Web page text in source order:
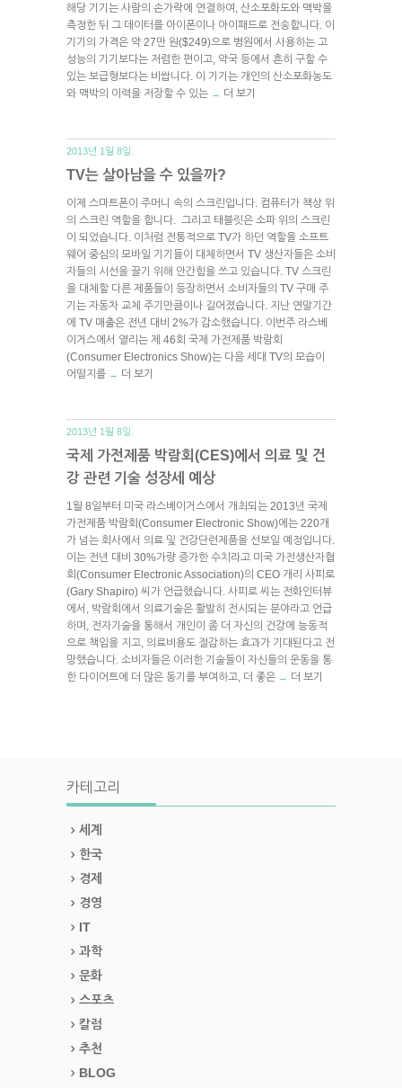
해당 기기는 사람의 손가락에 연결하여, 산소포화도와 맥박을
측정한 뒤 그 데이터를 아이폰이나 아이패드로 전송합니다. 이
기기의 가격은 약 27만 원($249)으로 병원에서 사용하는 고
성능의 기기보다는 저렴한 편이고, 약국 등에서 흔히 구할 수
있는 보급형보다는 비쌉니다. 이 기기는 개인의 산소포화농도
와 맥박의 이력을 저장할 수 있는 → 더 보기
2013년 1월 8일.
TV는 살아남을 수 있을까?
이제 스마트폰이 주머니 속의 스크린입니다. 컴퓨터가 책상 위
의 스크린 역할을 합니다. 그리고 태블릿은 소파 위의 스크린
이 되었습니다. 이처럼 전통적으로 TV가 하던 역할을 소프트
웨어 중심의 모바일 기기들이 대체하면서 TV 생산자들은 소비
자들의 시선을 끌기 위해 안간힘을 쓰고 있습니다. TV 스크린
을 대체할 다른 제품들이 등장하면서 소비자들의 TV 구매 주
기는 자동차 교체 주기만큼이나 길어졌습니다. 지난 연말기간
에 TV 매출은 전년 대비 2%가 감소했습니다. 이번주 라스베
이거스에서 열리는 제 46회 국제 가전제품 박람회
(Consumer Electronics Show)는 다음 세대 TV의 모습이
어떨지를 → 더 보기
2013년 1월 8일.
국제 가전제품 박람회(CES)에서 의료 및 건
강 관련 기술 성장세 예상
1월 8일부터 미국 라스베이거스에서 개최되는 2013년 국제
가전제품 박람회(Consumer Electronic Show)에는 220개
가 넘는 회사에서 의료 및 건강단련제품을 선보일 예정입니다.
이는 전년 대비 30%가량 증가한 수치라고 미국 가전생산자협
회(Consumer Electronic Association)의 CEO 개리 사피로
(Gary Shapiro) 씨가 언급했습니다. 사피로 씨는 전화인터뷰
에서, 박람회에서 의료기술은 활발히 전시되는 분야라고 언급
하며, 전자기술을 통해서 개인이 좀 더 자신의 건강에 능동적
으로 책임을 지고, 의료비용도 절감하는 효과가 기대된다고 전
망했습니다. 소비자들은 이러한 기술들이 자신들의 운동을 통
한 다이어트에 더 많은 동기를 부여하고, 더 좋은 → 더 보기
카테고리
세계
한국
경제
경영
IT
과학
문화
스포츠
칼럼
추천
BLOG